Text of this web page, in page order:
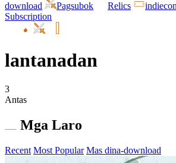
download
Pagsubok Relics
Subscription
lantanadan
3
Antas
Mga Laro
Recent Most Popular Mas dina-download